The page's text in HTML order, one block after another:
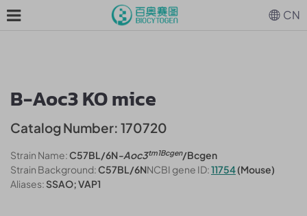
B-Aoc3 KO mice
Catalog Number: 170720
Strain Name:C57BL/6N-Aoc3tm1Bcgen/Bcgen
Strain Background:C57BL/6NNCBI gene ID:11754(Mouse)
Aliases:SSAO; VAP1
CN